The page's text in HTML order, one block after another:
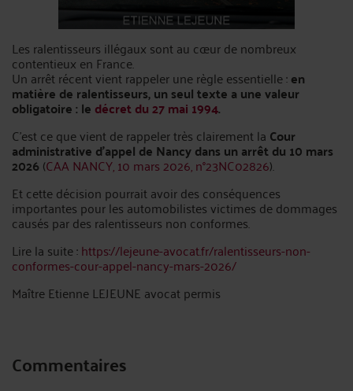
Les ralentisseurs illégaux sont au cœur de nombreux
contentieux en France.
Un arrêt récent vient rappeler une règle essentielle :en
matière de ralentisseurs, un seul texte a une valeur
obligatoire : le décret du 27 mai 1994.
C’est ce que vient de rappeler très clairement la Cour
administrative d’appel de Nancy dans un arrêt du 10 mars
2026 (CAA NANCY, 10 mars 2026, n°23NC02826).
Et cette décision pourrait avoir des conséquences
importantes pour les automobilistes victimes de dommages
causés par des ralentisseurs non conformes.
Lire la suite :https://lejeune-avocat.fr/ralentisseurs-non-
conformes-cour-appel-nancy-mars-2026/
Maître Etienne LEJEUNE avocat permis
Commentaires